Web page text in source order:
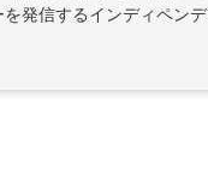
発信するインディペンデ